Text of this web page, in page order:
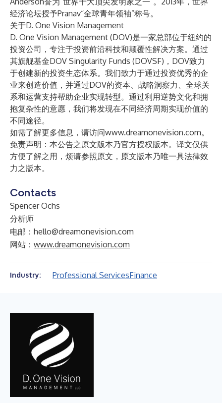
经济论坛授予Pranav“全球青年领袖”称号。
关于D. One Vision Management
D. One Vision Management (DOV)是一家总部位于纽约的
投资公司，专注于投资前沿科技和颠覆性解决方案。通过
其旗舰基金DOV Singularity Funds (DOVSF)，DOV致力
于创建新的投资生态体系。我们致力于通过投资优秀的企
业来创造价值，并通过DOV的资本、战略洞察力、全球关
系和运营支持帮助企业实现转型。通过利用逆势文化和拥
抱复杂性的意愿，我们将发现在不同经济周期实现价值的
不同途径。
如需了解更多信息，请访问www.dreamonevision.com。
免责声明：本公告之原文版本乃官方授权版本。译文仅供
方便了解之用，烦请参照原文，原文版本乃唯一具法律效
力之版本。
Contacts
Spencer Ochs
分析师
电邮：hello@dreamonevision.com
网站： www.dreamonevision.com
Industry: Professional ServicesFinance